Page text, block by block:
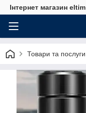
Інтернет магазин eltim
Товари та послуги